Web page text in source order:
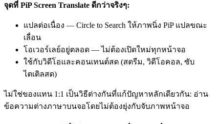
จุดที่ PiP Screen Translate ดีกว่าจริงๆ:
แปลต่อเนื่อง — Circle to Search ให้ภาพนิ่ง PiP แปลขณะ
เลื่อน
โอเวอร์เลย์อยู่ตลอด — ไม่ต้องเปิดใหม่ทุกหน้าจอ
ใช้กับวิดีโอและคอนเทนต์สด (สตรีม, วิดีโอคอล, ซับ
ไตเติลสด)
ไม่ใช่ของแทน 1:1 เป็นวิธีต่างกันที่แก้ปัญหาหลักเดียวกัน: อ่าน
ข้อความต่างภาษาบนจอโดยไม่ต้องยุ่งกับจับภาพหน้าจอ